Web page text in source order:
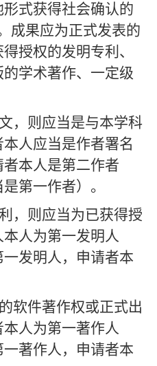
式获得社会确认的
成果应为正式发表的
授权的发明专利、
学术著作、一定级
，则应当是与本学科
人应当是作者署名
本人是第二作者
第一作者）。
，则应当为已获得授
人为第一发明人
一发明人，申请者本
软件著作权或正式出
人为第一著作人
一著作人，申请者本